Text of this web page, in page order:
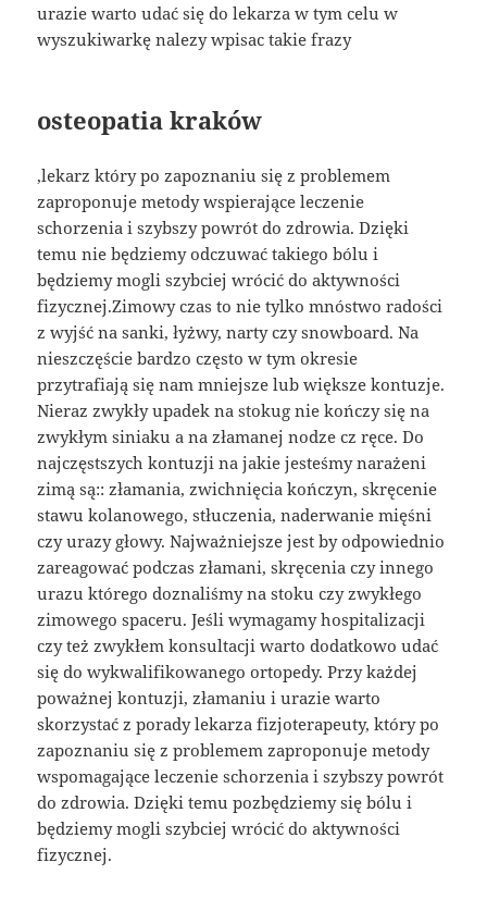
urazie warto udać się do lekarza w tym celu w
wyszukiwarkę nalezy wpisac takie frazy
osteopatia kraków
,lekarz który po zapoznaniu się z problemem
zaproponuje metody wspierające leczenie
schorzenia i szybszy powrót do zdrowia. Dzięki
temu nie będziemy odczuwać takiego bólu i
będziemy mogli szybciej wrócić do aktywności
fizycznej.Zimowy czas to nie tylko mnóstwo radości
z wyjść na sanki, łyżwy, narty czy snowboard. Na
nieszczęście bardzo często w tym okresie
przytrafiają się nam mniejsze lub większe kontuzje.
Nieraz zwykły upadek na stokug nie kończy się na
zwykłym siniaku a na złamanej nodze cz ręce. Do
najczęstszych kontuzji na jakie jesteśmy narażeni
zimą są:: złamania, zwichnięcia kończyn, skręcenie
stawu kolanowego, stłuczenia, naderwanie mięśni
czy urazy głowy. Najważniejsze jest by odpowiednio
zareagować podczas złamani, skręcenia czy innego
urazu którego doznaliśmy na stoku czy zwykłego
zimowego spaceru. Jeśli wymagamy hospitalizacji
czy też zwykłem konsultacji warto dodatkowo udać
się do wykwalifikowanego ortopedy. Przy każdej
poważnej kontuzji, złamaniu i urazie warto
skorzystać z porady lekarza fizjoterapeuty, który po
zapoznaniu się z problemem zaproponuje metody
wspomagające leczenie schorzenia i szybszy powrót
do zdrowia. Dzięki temu pozbędziemy się bólu i
będziemy mogli szybciej wrócić do aktywności
fizycznej.